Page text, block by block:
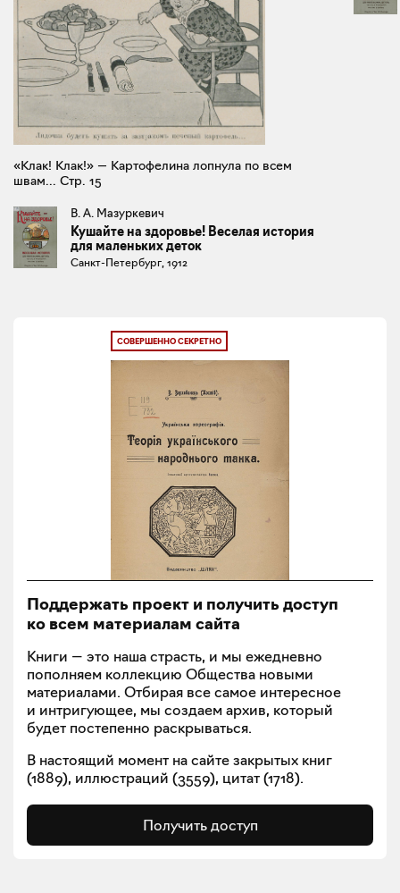
«Клак! Клак!» — Картофелина лопнула по всем
швам... Стр. 15
В. А. Мазуркевич
Кушайте на здоровье! Веселая история
для маленьких деток
Санкт-Петербург, 1912
СОВЕРШЕННО СЕКРЕТНО
Поддержать проект и получить доступ
ко всем материалам сайта
Книги — это наша страсть, и мы ежедневно
пополняем коллекцию Общества новыми
материалами. Отбирая все самое интересное
и интригующее, мы создаем архив, который
будет постепенно раскрываться.
В настоящий момент на сайте закрытых книг
(1889), иллюстраций (3559), цитат (1718).
Получить доступ